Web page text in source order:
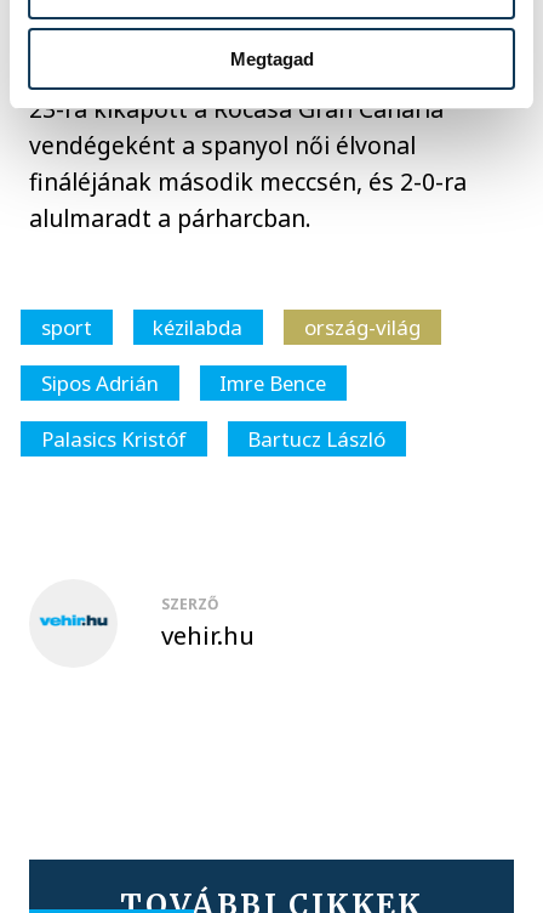
Megtagad
Ogonovszky Eszter két találata ellenére a
tavalyi bajnok Super Amara Bera Bera 26-
23-ra kikapott a Rocasa Gran Canaria
vendégeként a spanyol női élvonal
fináléjának második meccsén, és 2-0-ra
alulmaradt a párharcban.
sport kézilabda
ország-világ
Sipos Adrián
Imre Bence
Palasics Kristóf
Bartucz László
SZERZŐ
vehir.hu
TOVÁBBI CIKKEK